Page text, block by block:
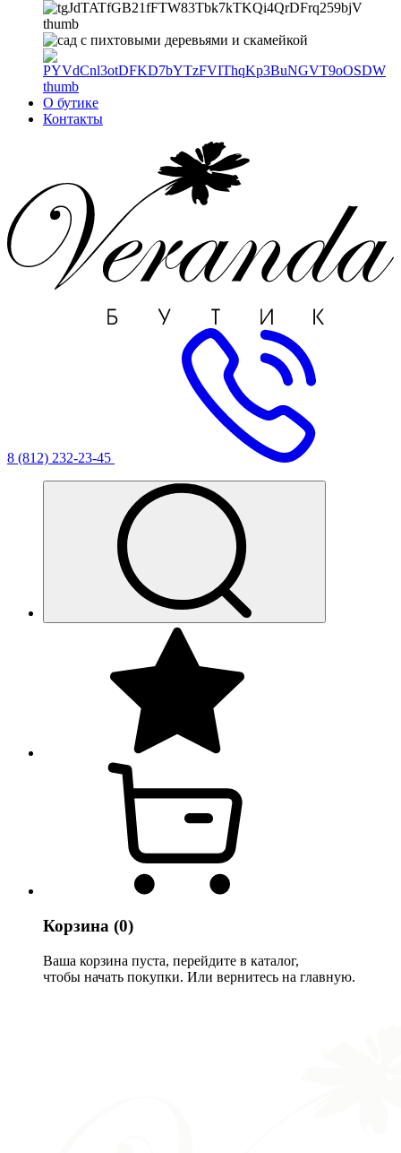
О бутике
Контакты
8 (812) 232-23-45
Корзина (0)
Ваша корзина пуста, перейдите в каталог,
чтобы начать покупки. Или вернитесь на главную.